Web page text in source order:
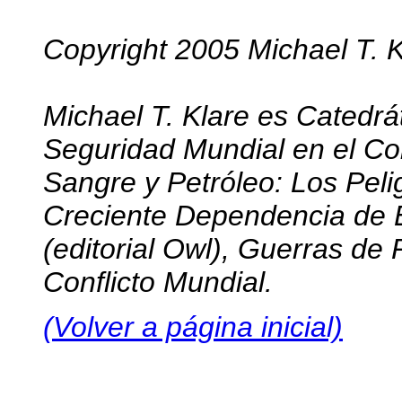
Copyright 2005 Michael T.
Michael T. Klare es
Seguridad Mundial en el
Sangre y Petróleo: Los
Creciente Dependencia de
(editorial Owl), Guerras de
Conflicto Mundial.
(Volver a página inicial)